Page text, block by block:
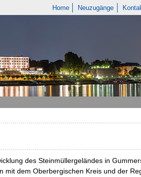
Home Neuzugänge
des Steinmüllergeländes in
mit dem Oberbergischen Kreis und der